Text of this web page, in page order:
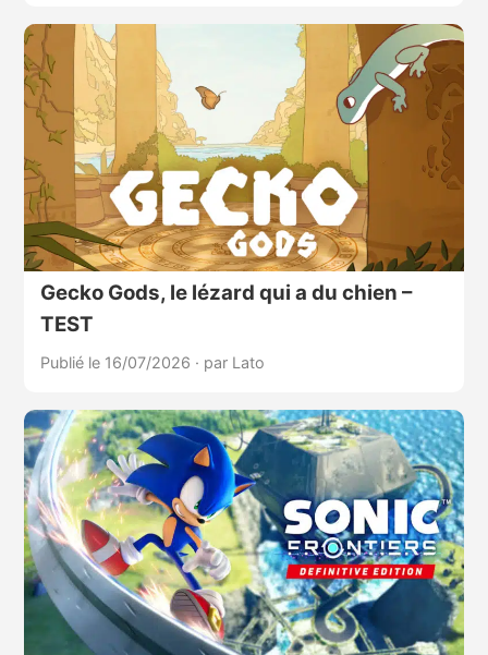
Gecko Gods, le lézard qui a du chien –
TEST
Publié le 16/07/2026 · par Lato